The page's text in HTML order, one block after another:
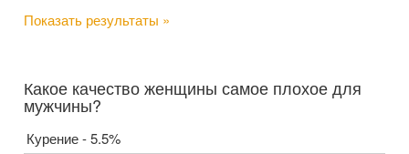
Показать результаты »
Какое качество женщины самое плохое для
мужчины?
Курение - 5.5%